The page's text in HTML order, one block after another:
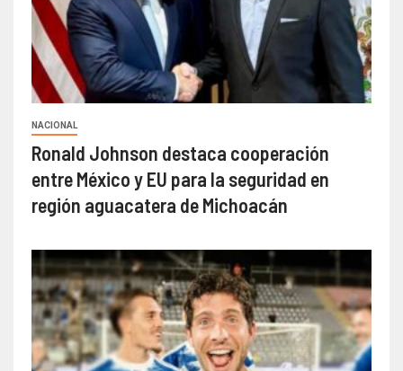
NACIONAL
Ronald Johnson destaca cooperación
entre México y EU para la seguridad en
región aguacatera de Michoacán